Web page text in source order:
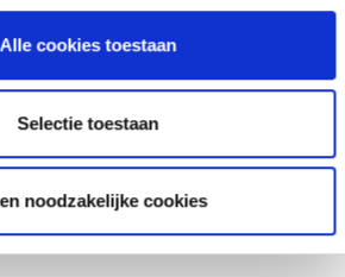
Alle cookies toestaan
Selectie toestaan
noodzakelijke cookies
voor een bedrag van €
informeert de cliënt dat
behandeling van zijn zaak,
overeenkomst, een hogere
worden afgesloten mits het